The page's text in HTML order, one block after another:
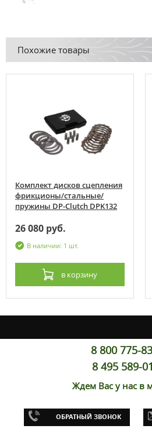
Похожие товары
Комплект дисков сцепления
фрикционы/стальные/
пружины DP-Clutch DPK132
26 080 руб.
В наличии: 1 шт.
в корзину
8 800 775-
8 495 589-
Ждем Вас у нас в
ОБРАТНЫЙ ЗВОНОК